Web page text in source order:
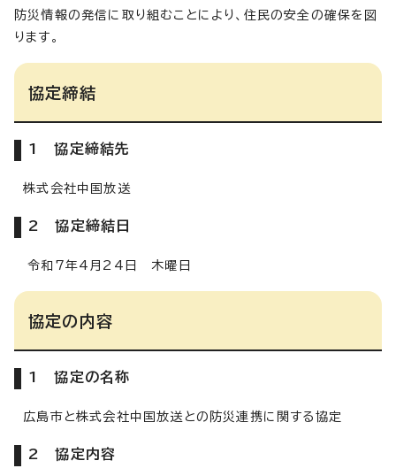
防災情報の発信に取り組むことにより、住民の安全の確保を図
ります。
協定締結
1 協定締結先
株式会社中国放送
2 協定締結日
令和7年4月24日 木曜日
協定の内容
1 協定の名称
広島市と株式会社中国放送との防災連携に関する協定
2 協定内容